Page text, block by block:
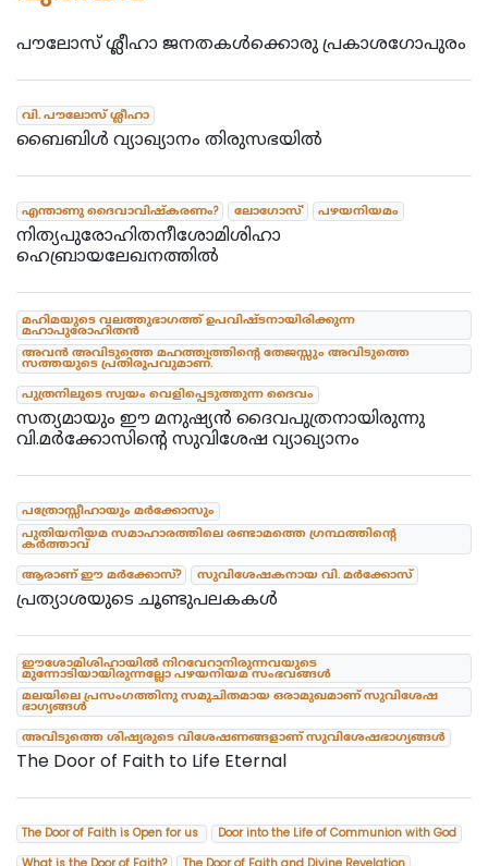
പൗലോസ് ശ്ലീഹാ ജനതകൾക്കൊരു പ്രകാശഗോപുരം
വി. പൗലോസ് ശ്ലീഹാ
ബൈബിൾ വ്യാഖ്യാനം തിരുസഭയിൽ
എന്താണു ദൈവാവിഷ്കരണം? ലോഗോസ്' പഴയനിയമം
നിത്യപുരോഹിതനീശോമിശിഹാ
ഹെബ്രായലേഖനത്തിൽ
മഹിമയുടെ വലത്തുഭാഗത്ത് ഉപവിഷ്ടനായിരിക്കുന്ന
മഹാപുരോഹിതൻ
അവൻ അവിടുത്തെ മഹത്ത്വത്തിന്റെ തേജസ്സും അവിടുത്തെ
സത്തയുടെ പ്രതിരൂപവുമാണ്.
പുത്രനിലൂടെ സ്വയം വെളിപ്പെടുത്തുന്ന ദൈവം
സത്യമായും ഈ മനുഷ്യൻ ദൈവപുത്രനായിരുന്നു
വി.മർക്കോസിൻ്റെ സുവിശേഷ വ്യാഖ്യാനം
പത്രോസ്സീഹായും മർക്കോസും
പുതിയനിയമ സമാഹാരത്തിലെ രണ്ടാമത്തെ ഗ്രന്ഥത്തിന്റെ
കർത്താവ്
ആരാണ് ഈ മർക്കോസ്?
സുവിശേഷകനായ വി. മർക്കോസ്
പ്രത്യാശയുടെ ചൂണ്ടുപലകകൾ
ഈശോമിശിഹായിൽ നിറവേറാനിരുന്നവയുടെ
മുന്നോടിയായിരുന്നല്ലോ പഴയനിയമ സംഭവങ്ങൾ
മലയിലെ പ്രസംഗത്തിനു സമുചിതമായ ഒരാമുഖമാണ് സുവിശേഷ
ഭാഗ്യങ്ങൾ
അവിടുത്തെ ശിഷ്യരുടെ വിശേഷണങ്ങളാണ് സുവിശേഷഭാഗ്യങ്ങൾ
The Door of Faith to Life Eternal
The Door of Faith is Open for us
Door into the Life of Communion with God